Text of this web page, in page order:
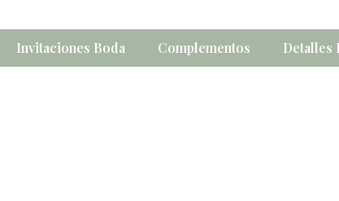
Invitaciones Boda Complementos Detalles